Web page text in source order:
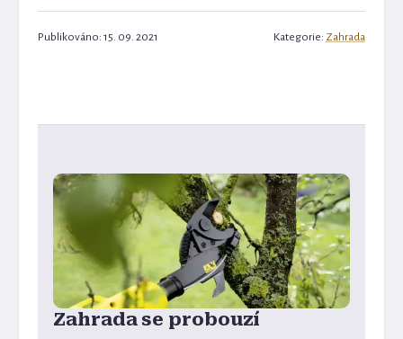
Publikováno: 15. 09. 2021 Kategorie: Zahrada
Zahrada se probouzí